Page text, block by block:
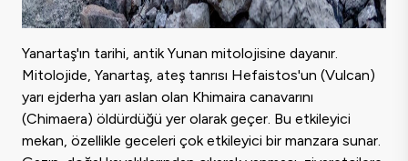
Yanartaş'ın tarihi, antik Yunan mitolojisine dayanır.
Mitolojide, Yanartaş, ateş tanrısı Hefaistos'un (Vulcan)
yarı ejderha yarı aslan olan Khimaira canavarını
(Chimaera) öldürdüğü yer olarak geçer. Bu etkileyici
mekan, özellikle geceleri çok etkileyici bir manzara sunar.